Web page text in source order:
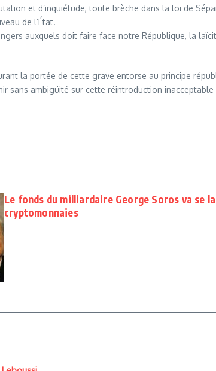
et d’inquiétude, toute brèche dans la loi de
de l’État.
auxquels doit faire face notre République, la
la portée de cette grave entorse au principe
sans ambigüité sur cette réintroduction
Le fonds du milliardaire George Soros va se
cryptomonnaies